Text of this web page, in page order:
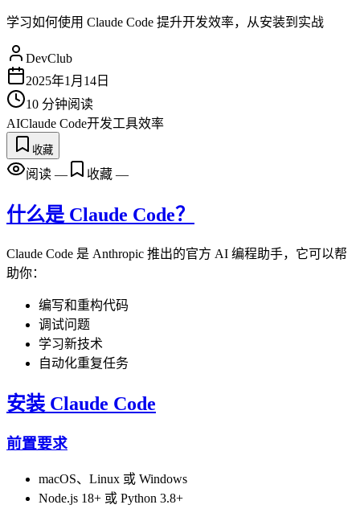
学习如何使用 Claude Code 提升开发效率，从安装到实战
DevClub
2025年1月14日
10 分钟阅读
AIClaude Code开发工具效率
收藏
阅读 — 收藏 —
什么是 Claude Code？
Claude Code 是 Anthropic 推出的官方 AI 编程助手，它可以帮
助你：
编写和重构代码
调试问题
学习新技术
自动化重复任务
安装 Claude Code
前置要求
macOS、Linux 或 Windows
Node.js 18+ 或 Python 3.8+